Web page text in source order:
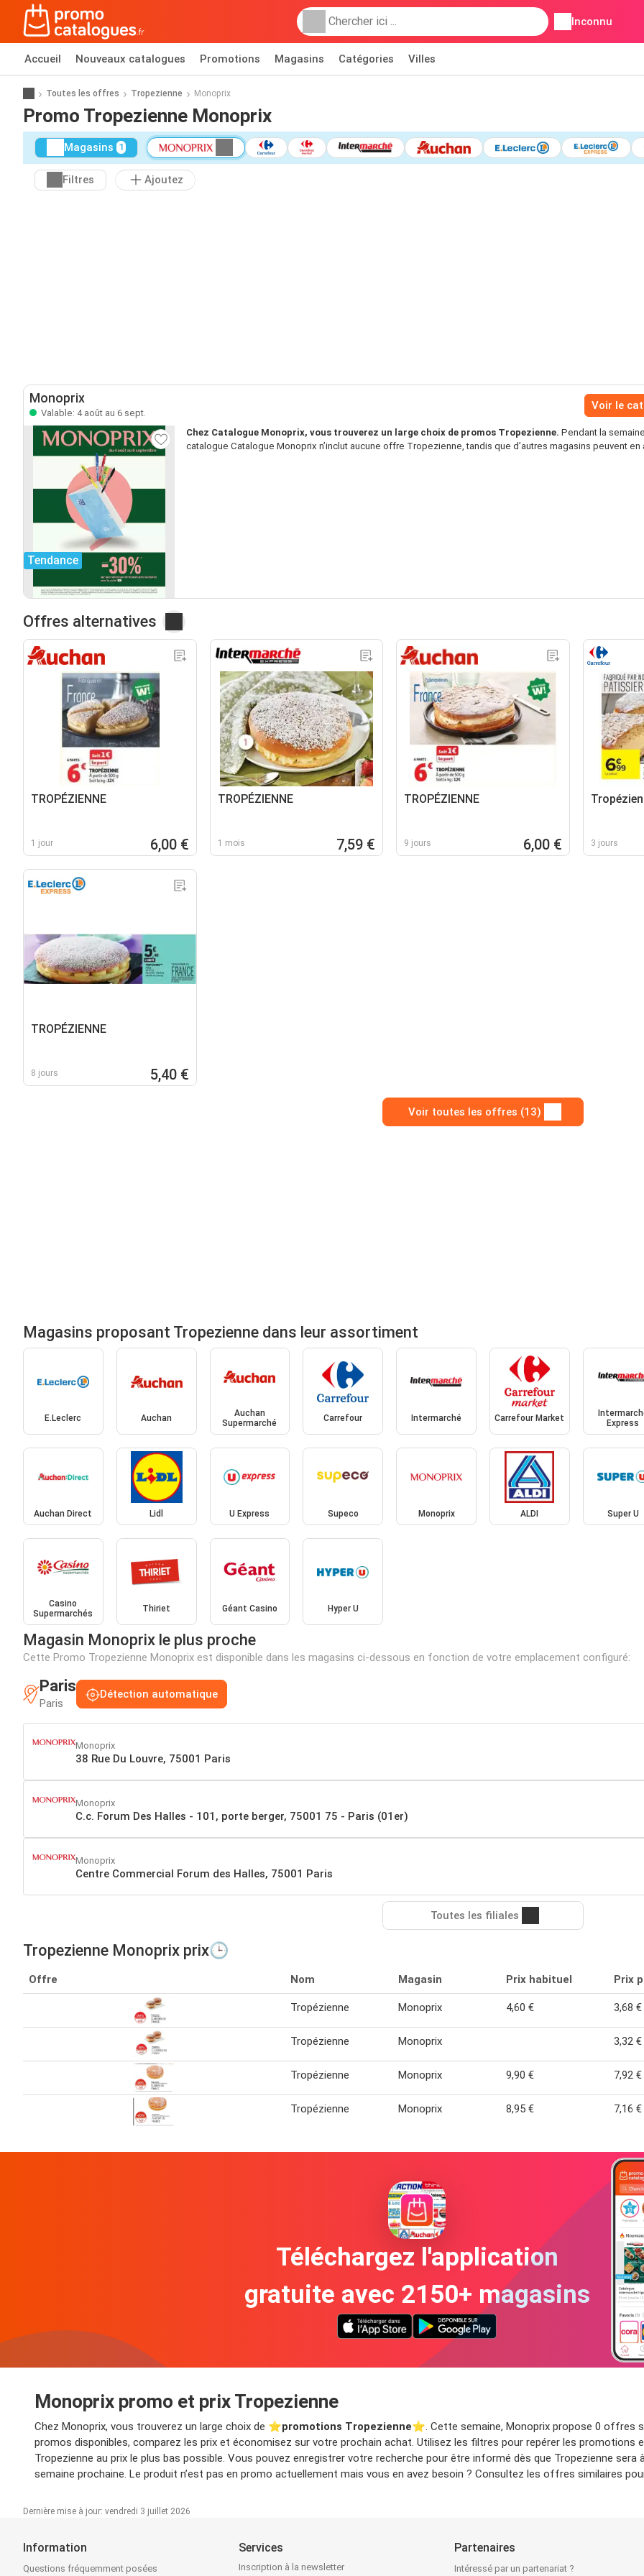
Inconnu
Accueil Nouveaux catalogues Promotions Magasins Catégories Villes
Toutes les offres Tropezienne Monoprix
Promo Tropezienne Monoprix
Magasins 1
Filtres Ajoutez
Monoprix
Valable: 4 août au 6 sept.
Voir le
Tendance
Chez Catalogue Monoprix, vous trouverez un large choix de promos Tropezienne. Pendant la
catalogue Catalogue Monoprix n’inclut aucune offre Tropezienne, tandis que d’autres magasins peuvent en
Offres alternatives
TROPÉZIENNE
1 jour 6,00 €
TROPÉZIENNE
1 mois 7,59 €
TROPÉZIENNE
9 jours 6,00 € 3 jours
TROPÉZIENNE
8 jours 5,40 €
Voir toutes les offres (13)
Magasins proposant Tropezienne dans leur assortiment
E.Leclerc Auchan
Auchan
Supermarché
Carrefour Intermarché Carrefour Market
Express
Auchan Direct Lidl U Express Supeco Monoprix ALDI Super U
Casino
Supermarchés
Thiriet Géant Casino Hyper U
Magasin Monoprix le plus proche
Cette Promo Tropezienne Monoprix est disponible dans les magasins ci-dessous en fonction de votre emplacement configuré:
Paris
Paris
Détection automatique
Monoprix
38 Rue Du Louvre, 75001 Paris
Monoprix
C.c. Forum Des Halles - 101, porte berger, 75001 75 - Paris (01er)
Monoprix
Centre Commercial Forum des Halles, 75001 Paris
Toutes les filiales
Tropezienne Monoprix prix🕒
Offre Nom Magasin Prix habituel Prix
Tropézienne Monoprix 4,60 € 3,68 €
Tropézienne Monoprix 3,32 €
Tropézienne Monoprix 9,90 € 7,92 €
Tropézienne Monoprix 8,95 € 7,16 €
Téléchargez l'application
gratuite avec 2150+ magasins
Monoprix promo et prix Tropezienne
Chez Monoprix, vous trouverez un large choix de ⭐️promotions Tropezienne⭐️. Cette semaine, Monoprix propose 0 offres
promos disponibles, comparez les prix et économisez sur votre prochain achat. Utilisez les filtres pour repérer les promotions
Tropezienne au prix le plus bas possible. Vous pouvez enregistrer votre recherche pour être informé dès que Tropezienne
semaine prochaine. Le produit n’est pas en promo actuellement mais vous en avez besoin ? Consultez les offres similaires
Dernière mise à jour: vendredi 3 juillet 2026
Information
Questions fréquemment posées
Services
Inscription à la newsletter
Partenaires
Intéressé par un partenariat ?